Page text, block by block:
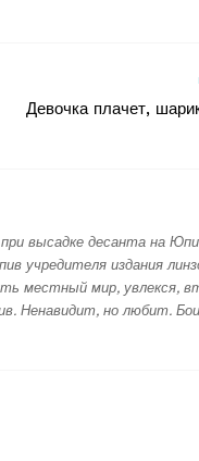
Девочка плачет,
высадке десанта на
учредителя издания
местный мир, увлекся,
Ненавидит, но любит.